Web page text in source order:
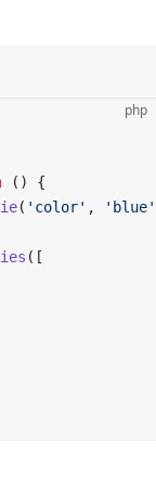
php
() {
( 'color' , 'blue'
([